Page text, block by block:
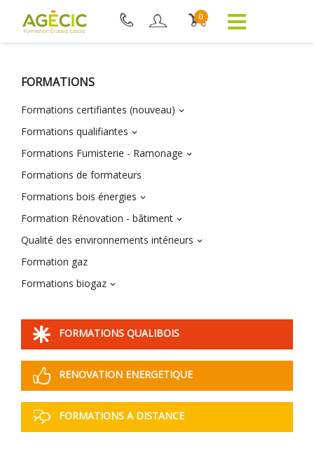
0
FORMATIONS
Formations certifiantes (nouveau) 
Formations qualifiantes 
Formations Fumisterie - Ramonage 
Formations de formateurs
Formations bois énergies 
Formation Rénovation - bâtiment 
Qualité des environnements intérieurs 
Formation gaz
Formations biogaz 
FORMATIONS QUALIBOIS
RENOVATION ENERGETIQUE
FORMATIONS A DISTANCE